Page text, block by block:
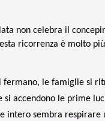
non celebra il
ricorrenza è molto
fermano, le famiglie si
si accendono le prime
intero sembra respirare